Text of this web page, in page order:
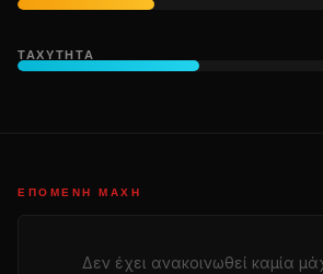
ΤΑΧΎΤΗΤΑ
ΕΠΌΜΕΝΗ ΜΆΧΗ
Δεν έχει ανακοινωθεί καμία